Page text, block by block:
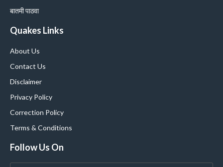
बातमी पाठवा
Quakes Links
About Us
Contact Us
Disclaimer
Privacy Policy
Correction Policy
Terms & Conditions
Follow Us On